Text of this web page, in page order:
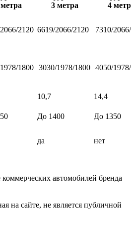
3 метра
4
2120 6619/2066/2120 7310/
1800 3030/1978/1800 4050/
10,7
14,4
До 1400
До 1350
да нет
автомобилей бренда
на сайте, не является публичной